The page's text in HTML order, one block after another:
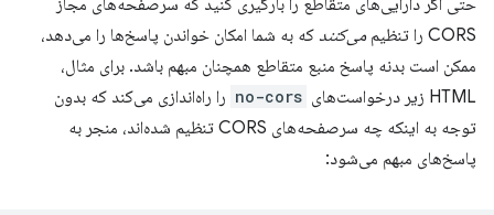
حتی اگر دارایی‌های متقاطع را بارگیری کنید که سرصفحه‌های مجاز
CORS را تنظیم
می‌کنند که به شما امکان خواندن پاسخ‌ها را می‌دهد،
ممکن است بدنه پاسخ منبع متقاطع همچنان مبهم باشد. برای مثال،
HTML زیر درخواست‌های
no-cors را راه‌اندازی می‌کند که بدون
توجه به اینکه چه سرصفحه‌های CORS تنظیم شده‌اند، منجر به
پاسخ‌های مبهم می‌شود: